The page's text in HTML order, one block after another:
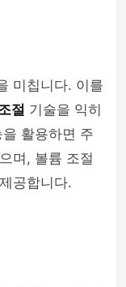
미칩니다. 이를
절 기술을 익히
활용하면 주
며, 볼륨 조절
공합니다.